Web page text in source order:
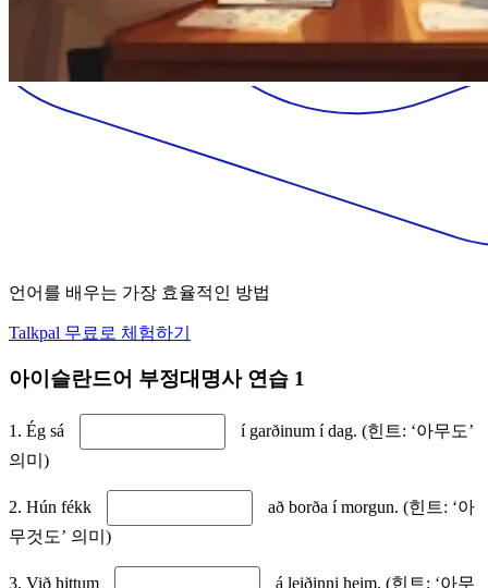
언어를 배우는 가장 효율적인 방법
Talkpal 무료로 체험하기
아이슬란드어 부정대명사 연습 1
1. Ég sá
í garðinum í dag. (힌트: ‘아무도’
의미)
2. Hún fékk
að borða í morgun. (힌트: ‘아
무것도’ 의미)
3. Við hittum
á leiðinni heim. (힌트: ‘아무